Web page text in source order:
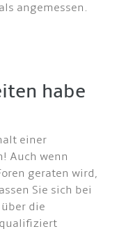
angemessen.
habe
einer
Auch wenn
geraten wird,
Sie sich bei
die